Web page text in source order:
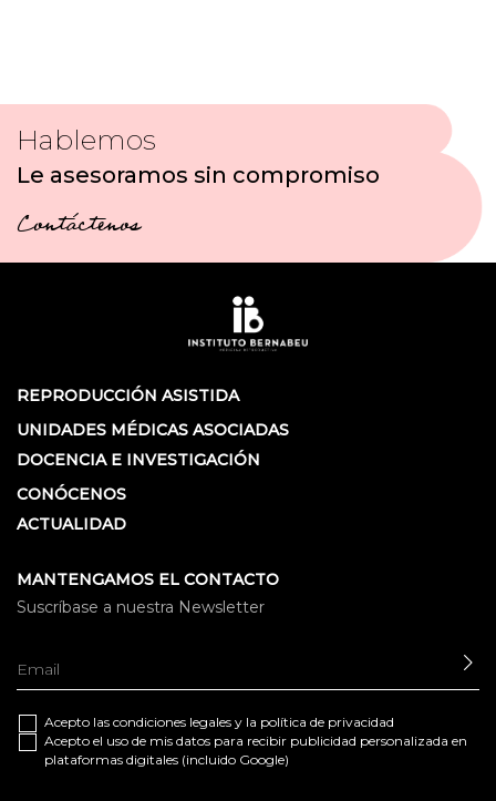
Hablemos
Le asesoramos sin compromiso
Contáctenos
REPRODUCCIÓN ASISTIDA
UNIDADES MÉDICAS ASOCIADAS
DOCENCIA E INVESTIGACIÓN
CONÓCENOS
ACTUALIDAD
MANTENGAMOS EL CONTACTO
Suscríbase a nuestra Newsletter
Acepto las condiciones legales y la política de privacidad
Acepto el uso de mis datos para recibir publicidad personalizada en
plataformas digitales (incluido Google)